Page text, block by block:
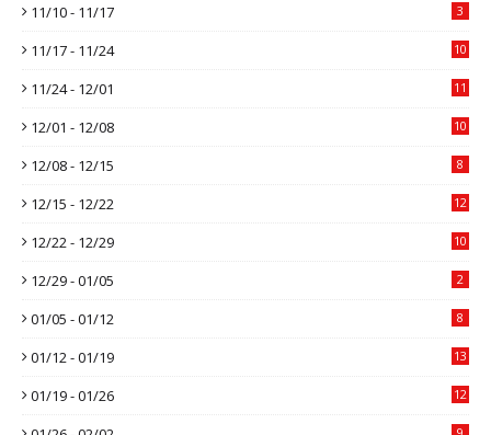
11/10 - 11/17 3
11/17 - 11/24 10
11/24 - 12/01 11
12/01 - 12/08 10
12/08 - 12/15 8
12/15 - 12/22 12
12/22 - 12/29 10
12/29 - 01/05 2
01/05 - 01/12 8
01/12 - 01/19 13
01/19 - 01/26 12